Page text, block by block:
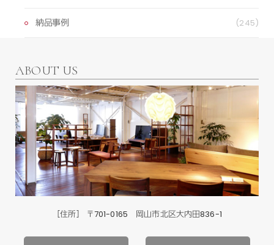
納品事例 (245)
ABOUT US
［住所］ 〒701-0165 岡山市北区大内田836-1